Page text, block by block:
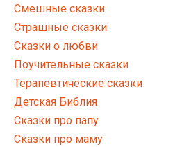
Смешные сказки
Страшные сказки
Сказки о любви
Поучительные сказки
Терапевтические сказки
Детская Библия
Сказки про папу
Сказки про маму